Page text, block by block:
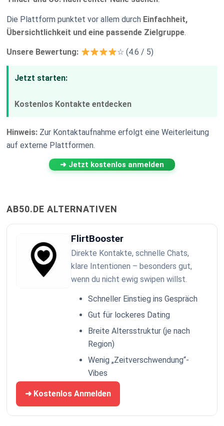
Die Plattform punktet vor allem durch Einfachheit,
Übersichtlichkeit und eine passende Zielgruppe.
Unsere Bewertung: ☆ (4.6 / 5)
Jetzt starten:
Kostenlos Kontakte entdecken
Hinweis: Zur Kontaktaufnahme erfolgt eine Weiterleitung
auf externe Plattformen.
➜ Jetzt kostenlos anmelden
AB50.DE ALTERNATIVEN
FlirtBooster
Direkte Kontakte, schnelle Chats,
klare Intentionen – besonders gut,
wenn du nicht ewig swipen willst.
Schneller Einstieg ins Gespräch
Gut für lockeres Dating
Breite Altersstruktur (je nach
Region)
Wenig „Zeitverschwendung“-
Vibes
➜ Kostenlos Anmelden